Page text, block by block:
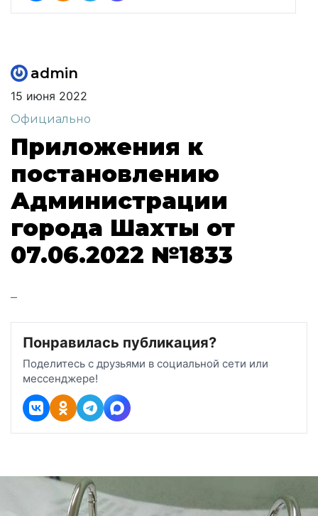
admin
15 июня 2022
Официально
Приложения к
постановлению
Администрации
города Шахты от
07.06.2022 №1833
–
Понравилась публикация?
Поделитесь с друзьями в социальной сети или
мессенджере!